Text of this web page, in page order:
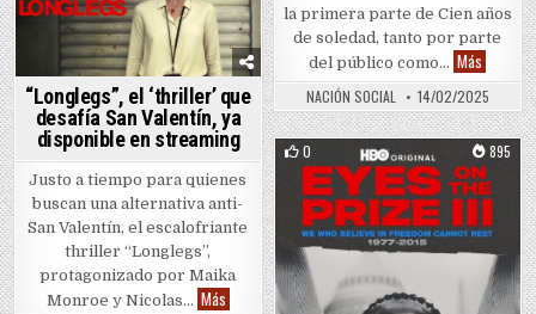
la primera parte de Cien años
de soledad, tanto por parte
del público como… Más Netflix
NACIÓN SOCIAL 14/02/2025
“Longlegs”, el ‘thriller’ que
desafía San Valentín, ya
disponible en streaming
Justo a tiempo para quienes
buscan una alternativa anti-
San Valentín, el escalofriante
thriller “Longlegs”,
protagonizado por Maika
Monroe y Nicolas… Más“Longlegs”, el ‘thriller’ que desafía San Valentín,
0 895
Posted in